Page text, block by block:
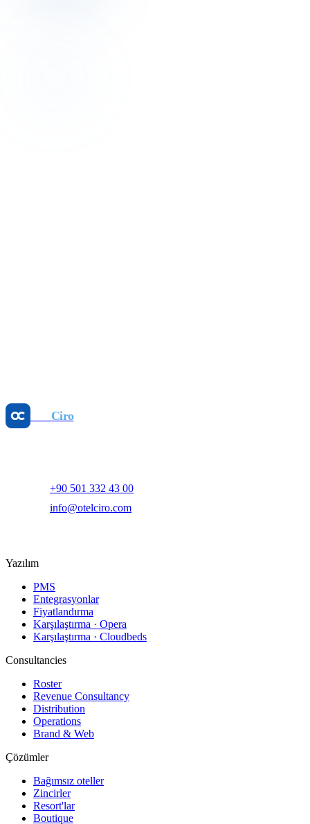
25 May 2026
Ciro
+90 501 332 43 00
info@otelciro.com
Yazılım
PMS
Entegrasyonlar
Fiyatlandırma
Karşılaştırma · Opera
Karşılaştırma · Cloudbeds
Consultancies
Roster
Revenue Consultancy
Distribution
Operations
Brand & Web
Çözümler
Bağımsız oteller
Zincirler
Resort'lar
Boutique